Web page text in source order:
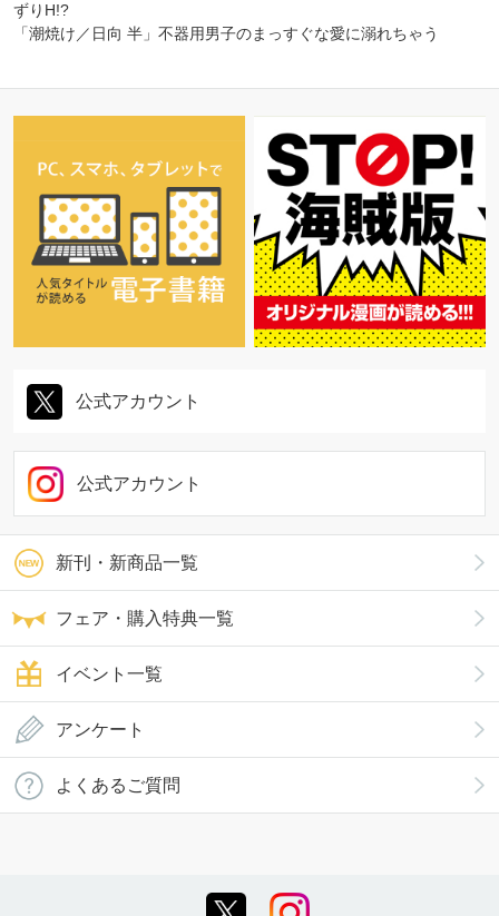
ずりH!?
「潮焼け／日向 半」不器用男子のまっすぐな愛に溺れちゃう
新刊・新商品一覧
フェア・購入特典一覧
イベント一覧
公式アカウント
公式アカウント
アンケート
よくあるご質問